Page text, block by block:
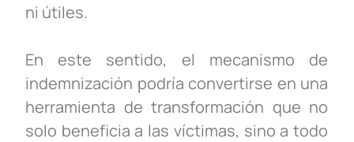
ni útiles.
En este sentido, el mecanismo de
indemnización podría convertirse en una
herramienta de transformación que no
solo beneficia a las víctimas, sino a todo